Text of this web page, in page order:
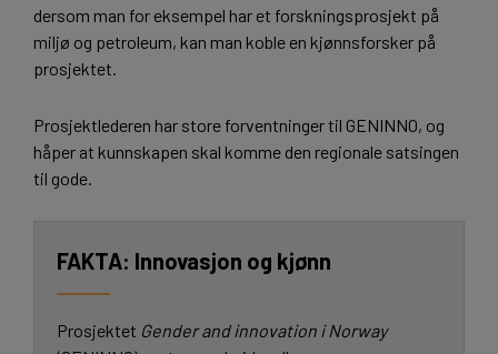
dersom man for eksempel har et forskningsprosjekt på
miljø og petroleum, kan man koble en kjønnsforsker på
prosjektet.
Prosjektlederen har store forventninger til GENINNO, og
håper at kunnskapen skal komme den regionale satsingen
til gode.
Innovasjon og kjønn
Prosjektet Gender and innovation i Norway